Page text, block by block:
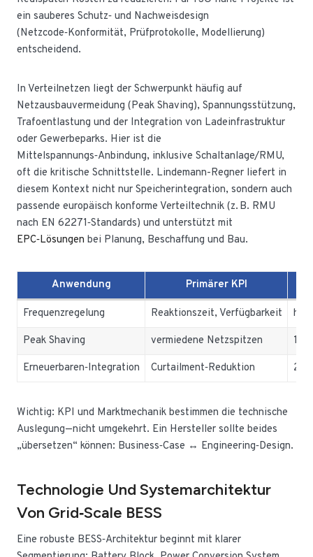
ein sauberes Schutz‑ und Nachweisdesign
(Netzcode‑Konformität, Prüfprotokolle, Modellierung)
entscheidend.
In Verteilnetzen liegt der Schwerpunkt häufig auf
Netzausbauvermeidung (Peak Shaving), Spannungsstützung,
Trafoentlastung und der Integration von Ladeinfrastruktur
oder Gewerbeparks. Hier ist die
Mittelspannungs‑Anbindung, inklusive Schaltanlage/RMU,
oft die kritische Schnittstelle. Lindemann-Regner liefert in
diesem Kontext nicht nur Speicherintegration, sondern auch
passende europäisch konforme Verteiltechnik (z. B. RMU
nach EN 62271‑Standards) und unterstützt mit
EPC‑Lösungen bei Planung, Beschaffung und Bau.
Anwendung Primärer KPI
Frequenzregelung Reaktionszeit, Verfügbarkeit
Peak Shaving vermiedene Netzspitzen
Erneuerbaren‑Integration Curtailment‑Reduktion
Wichtig: KPI und Marktmechanik bestimmen die technische
Auslegung—nicht umgekehrt. Ein Hersteller sollte beides
„übersetzen“ können: Business‑Case ↔ Engineering‑Design.
Technologie Und Systemarchitektur
Von Grid‑Scale BESS
Eine robuste BESS‑Architektur beginnt mit klarer